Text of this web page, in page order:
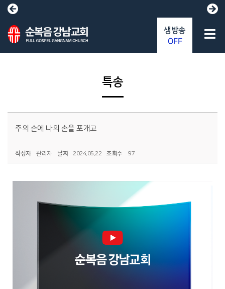
특송
주의 손에 나의 손을 포개고
작성자 관리자 날짜 2024.05.22 조회수 97
생방송
OFF